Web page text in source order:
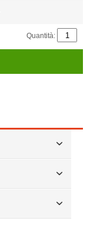
Quantità: